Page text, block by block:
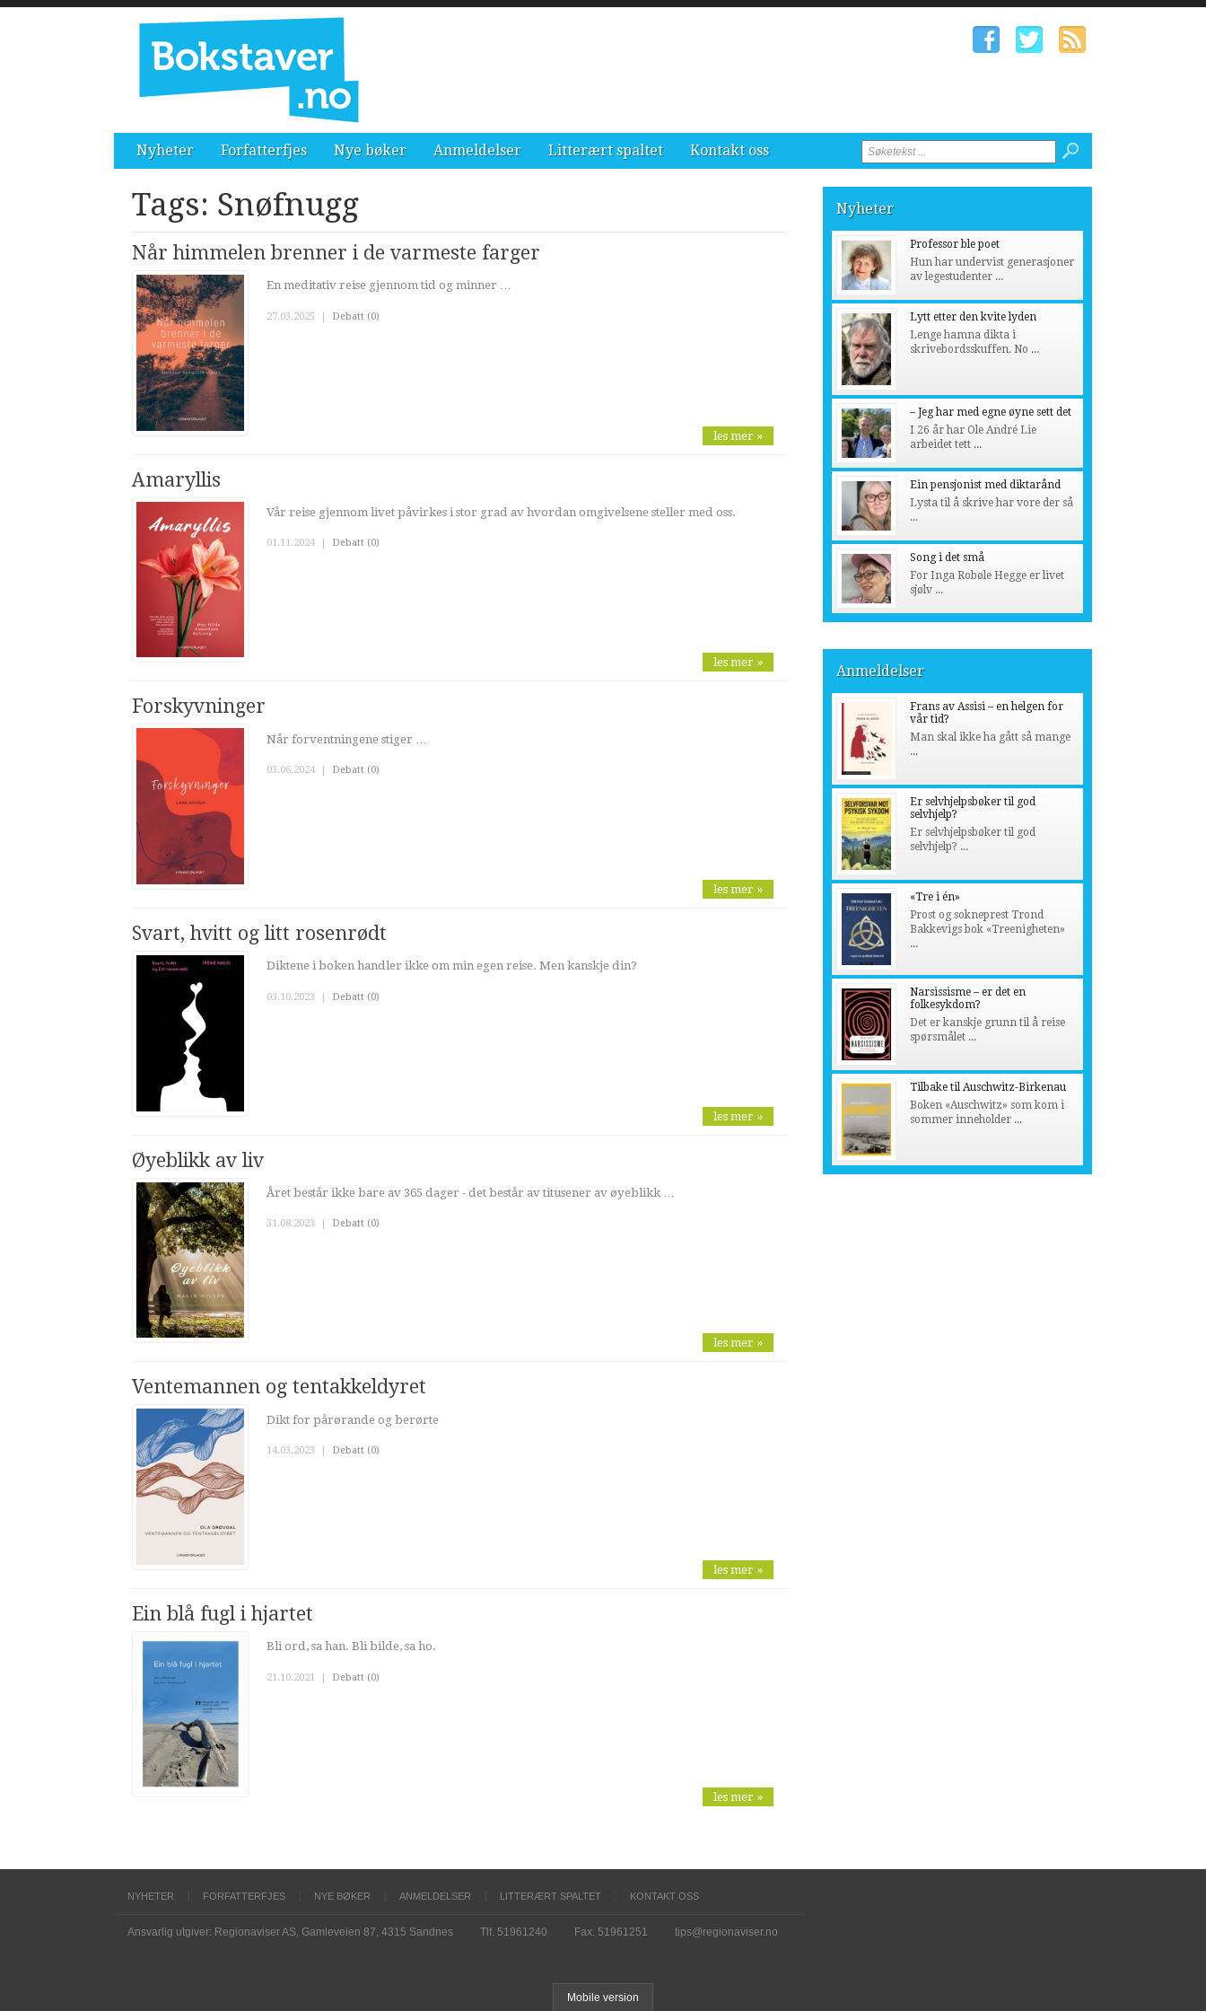
Nyheter Forfatterfjes Nye bøker Anmeldelser Litterært spaltet Kontakt oss
Tags: Snøfnugg
Når himmelen brenner i de varmeste farger
En meditativ reise gjennom tid og minner …
27.03.2025 | Debatt (0)
les mer »
Amaryllis
Vår reise gjennom livet påvirkes i stor grad av hvordan omgivelsene steller med oss.
01.11.2024 Debatt (0)
les mer »
Forskyvninger
Når forventningene stiger …
03.06.2024 | Debatt (0)
les mer »
Svart, hvitt og litt rosenrødt
Diktene i boken handler ikke om min egen reise. Men kanskje din?
03.10.2023 | Debatt (0)
les mer »
Øyeblikk av liv
Året består ikke bare av 365 dager - det består av titusener av øyeblikk …
31.08.2023 Debatt (0)
les mer »
Ventemannen og tentakkeldyret
Dikt for pårørande og berørte
14.03.2023 | Debatt (0)
les mer »
Ein blå fugl i hjartet
Bli ord, sa han. Bli bilde, sa ho.
21.10.2021 | Debatt (0)
les mer »
Nyheter
Professor ble poet
Hun har undervist generasjoner
av legestudenter ...
Lytt etter den kvite lyden
Lenge hamna dikta i
skrivebordsskuffen. No ...
– Jeg har med egne øyne sett det
I 26 år har Ole André Lie
arbeidet tett ...
Ein pensjonist med diktarånd
Lysta til å skrive har vore der så
...
Song i det små
For Inga Robøle Hegge er livet
sjølv ...
Anmeldelser
Frans av Assisi – en helgen for
vår tid?
Man skal ikke ha gått så mange
...
Er selvhjelpsbøker til god
selvhjelp?
Er selvhjelpsbøker til god
selvhjelp? ...
«Tre i én»
Prost og sokneprest Trond
Bakkevigs bok «Treenigheten»
...
Narsissisme – er det en
folkesykdom?
Det er kanskje grunn til å reise
spørsmålet ...
Tilbake til Auschwitz-Birkenau
Boken «Auschwitz» som kom i
sommer inneholder ...
NYHETER FORFATTERFJES NYE BØKER ANMELDELSER LITTERÆRT SPALTET KONTAKT OSS
Ansvarlig utgiver: Regionaviser AS, Gamleveien 87, 4315 Sandnes Tlf. 51961240 Fax. 51961251 tips@regionaviser.no
Mobile version